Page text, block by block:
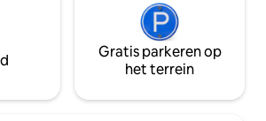
Gratis parkeren op
het terrein